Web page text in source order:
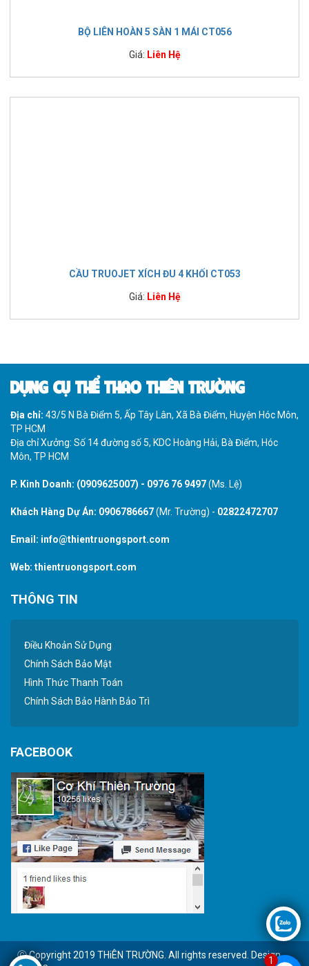
BỘ LIÊN HOÀN 5 SÀN 1 MÁI CT056
Giá: Liên Hệ
CẦU TRUOJET XÍCH ĐU 4 KHỐI CT053
Giá: Liên Hệ
DỤNG CỤ THỂ THAO THIÊN TRƯỜNG
Địa chỉ: 43/5 N Bà Điểm 5, Ấp Tây Lân, Xã Bà Điểm, Huyện Hóc Môn,
TP HCM
Địa chỉ Xưởng: Số 14 đường số 5, KDC Hoàng Hải, Bà Điểm, Hóc
Môn, TP HCM
P. Kinh Doanh: (0909625007) - 0976 76 9497(Ms. Lệ)
Khách Hàng Dự Án: 0906786667(Mr. Trường) - 02822472707
Email: info@thientruongsport.com
Web: thientruongsport.com
THÔNG TIN
Điều Khoản Sử Dụng
Chính Sách Bảo Mật
Hình Thức Thanh Toán
Chính Sách Bảo Hành Bảo Trì
FACEBOOK
Ⓒ Copyright 2019 THiÊN TRƯỜNG. All rights reserved. Design
1